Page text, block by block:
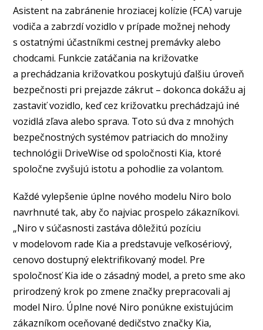
Asistent na zabránenie hroziacej kolízie (FCA) varuje
vodiča a zabrzdí vozidlo v prípade možnej nehody
s ostatnými účastníkmi cestnej premávky alebo
chodcami. Funkcie zatáčania na križovatke
a prechádzania križovatkou poskytujú ďalšiu úroveň
bezpečnosti pri prejazde zákrut – dokonca dokážu aj
zastaviť vozidlo, keď cez križovatku prechádzajú iné
vozidlá zľava alebo sprava. Toto sú dva z mnohých
bezpečnostných systémov patriacich do množiny
technológii DriveWise od spoločnosti Kia, ktoré
spoločne zvyšujú istotu a pohodlie za volantom.
Každé vylepšenie úplne nového modelu Niro bolo
navrhnuté tak, aby čo najviac prospelo zákazníkovi.
„Niro v súčasnosti zastáva dôležitú pozíciu
v modelovom rade Kia a predstavuje veľkosériový,
cenovo dostupný elektrifikovaný model. Pre
spoločnosť Kia ide o zásadný model, a preto sme ako
prirodzený krok po zmene značky prepracovali aj
model Niro. Úplne nové Niro ponúkne existujúcim
zákazníkom oceňované dedičstvo značky Kia,